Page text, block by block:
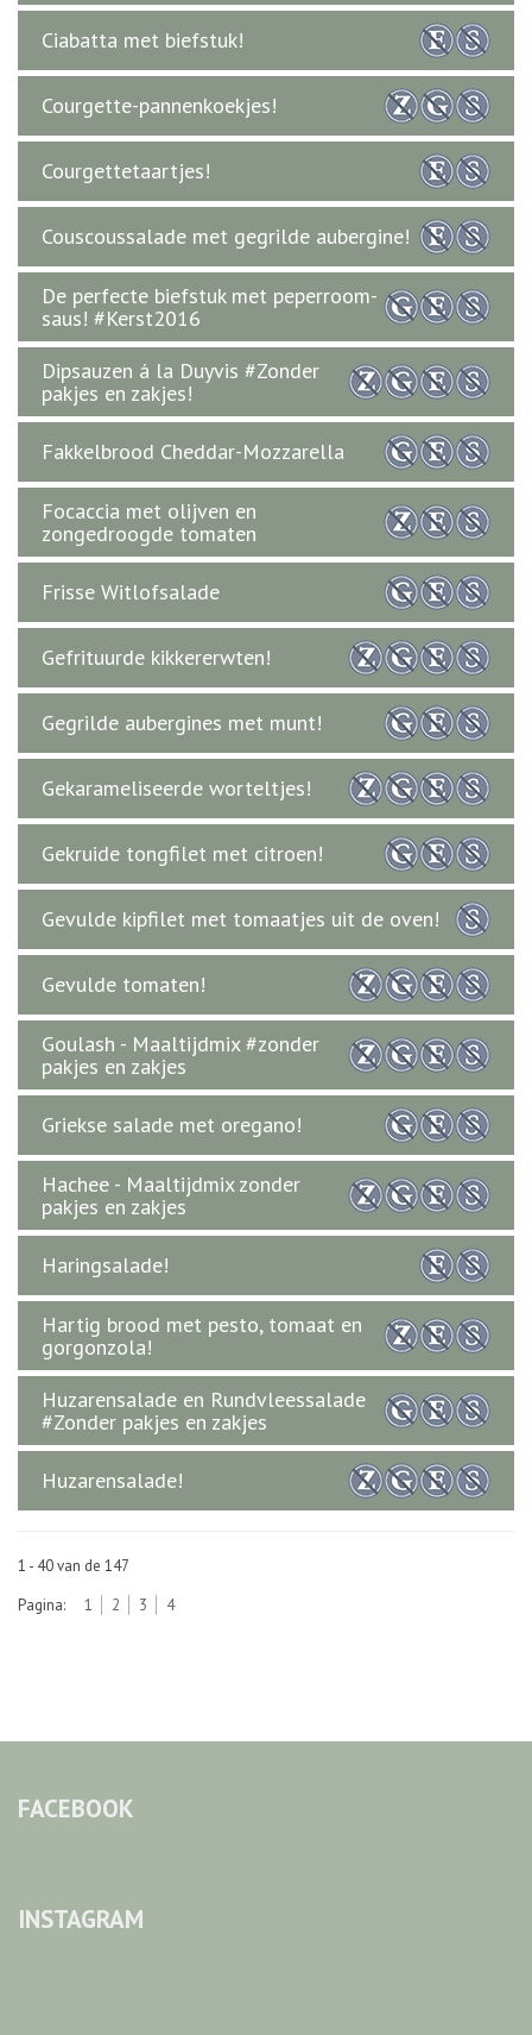
Ciabatta met biefstuk!
Courgette-pannenkoekjes!
Courgettetaartjes!
Couscoussalade met gegrilde aubergine!
De perfecte biefstuk met peperroom-
saus! #Kerst2016
Dipsauzen á la Duyvis #Zonder
pakjes en zakjes!
Fakkelbrood Cheddar-Mozzarella
Focaccia met olijven en
zongedroogde tomaten
Frisse Witlofsalade
Gefrituurde kikkererwten!
Gegrilde aubergines met munt!
Gekarameliseerde worteltjes!
Gekruide tongfilet met citroen!
Gevulde kipfilet met tomaatjes uit de oven!
Gevulde tomaten!
Goulash - Maaltijdmix #zonder
pakjes en zakjes
Griekse salade met oregano!
Hachee - Maaltijdmix zonder
pakjes en zakjes
Haringsalade!
Hartig brood met pesto, tomaat en
gorgonzola!
Huzarensalade en Rundvleessalade
#Zonder pakjes en zakjes
Huzarensalade!
1 - 40 van de 147
Pagina:
1 2 3 4
FACEBOOK
INSTAGRAM